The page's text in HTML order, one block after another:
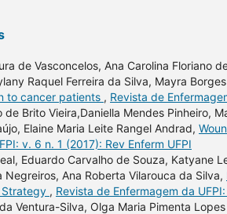
de Vasconcelos, Ana Carolina Floriano
Raquel Ferreira da Silva, Mayra
to cancer patients , Revista de
Brito Vieira,Daniella Mendes Pinheiro,
Elaine Maria Leite Rangel Andrad,
v. 6 n. 1 (2017): Rev Enferm UFPI
Eduardo Carvalho de Souza, Katyane
Negreiros, Ana Roberta Vilarouca da Silva,
Strategy , Revista de Enfermagem da
Ventura-Silva, Olga Maria Pimenta